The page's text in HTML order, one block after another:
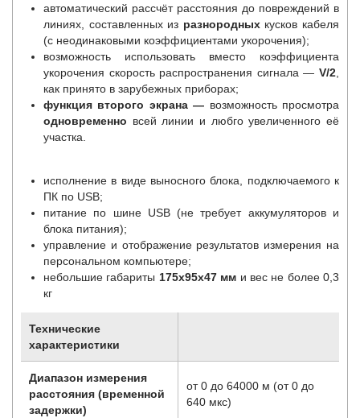
автоматический рассчёт расстояния до повреждений в
линиях, составленных из разнородныхкусков кабеля
(с неодинаковыми коэффициентами укорочения);
возможность использовать вместо коэффициента
укорочения скорость распространения сигнала — V/2
как принято в зарубежных приборах;
функция второго экрана — возможность просмотра
одновременно всей линии и любго увеличенного её
участка.
исполнение в виде выносного блока, подключаемого к
ПК по USB;
питание по шине USB (не требует аккумуляторов и
блока питания);
управление и отображение результатов измерения на
персональном компьютере;
небольшие габариты 175х95х47 мм и вес не более 0,3
кг
Технические
характеристики
Диапазон измерения
расстояния (временной
задержки)
от 0 до 64000 м (от 0 до
640 мкс)